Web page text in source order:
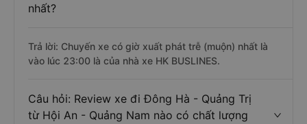
nhất?
Trả lời: Chuyến xe có giờ xuất phát trễ (muộn) nhất là
vào lúc 23:00 là của nhà xe HK BUSLINES.
Câu hỏi: Review xe đi Đông Hà - Quảng Trị
từ Hội An - Quảng Nam nào có chất lượng